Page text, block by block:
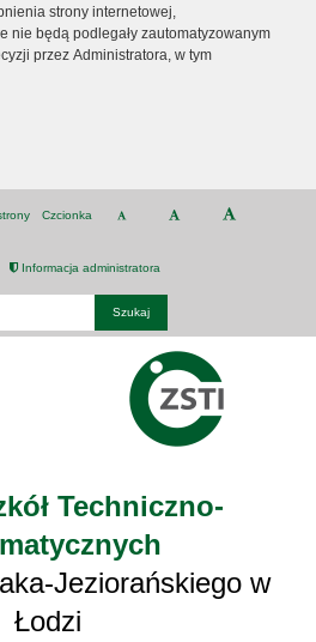
strony internetowej,
nie będą podlegały zautomatyzowanym
przez Administratora, w tym
Czcionka
Informacja administratora
Techniczno-
Jeziorańskiego w
Łodzi